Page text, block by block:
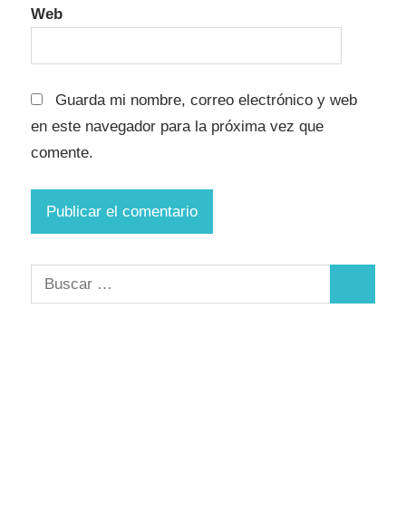
Web
Guarda mi nombre, correo electrónico y web
en este navegador para la próxima vez que
comente.
Buscar: